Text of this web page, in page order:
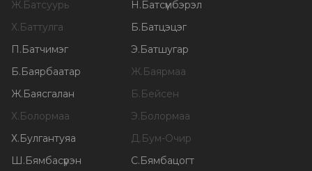
Ж.Батсуурь Н.Батсүмбэрэл
Х.Баттулга Б.Батцэцэг
П.Батчимэг Э.Батшугар
Б.Баярбаатар Ж.Баярмаа
Ж.Баясгалан Б.Бейсен
Х.Болормаа Э.Болормаа
Х.Булгантуяа Д.Бум-Очир
Ш.Бямбасүрэн С.Бямбацогт